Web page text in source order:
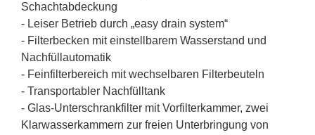
Schachtabdeckung
- Leiser Betrieb durch „easy drain system“
- Filterbecken mit einstellbarem Wasserstand und
Nachfüllautomatik
- Feinfilterbereich mit wechselbaren Filterbeuteln
- Transportabler Nachfülltank
- Glas-Unterschrankfilter mit Vorfilterkammer, zwei
Klarwasserkammern zur freien Unterbringung von